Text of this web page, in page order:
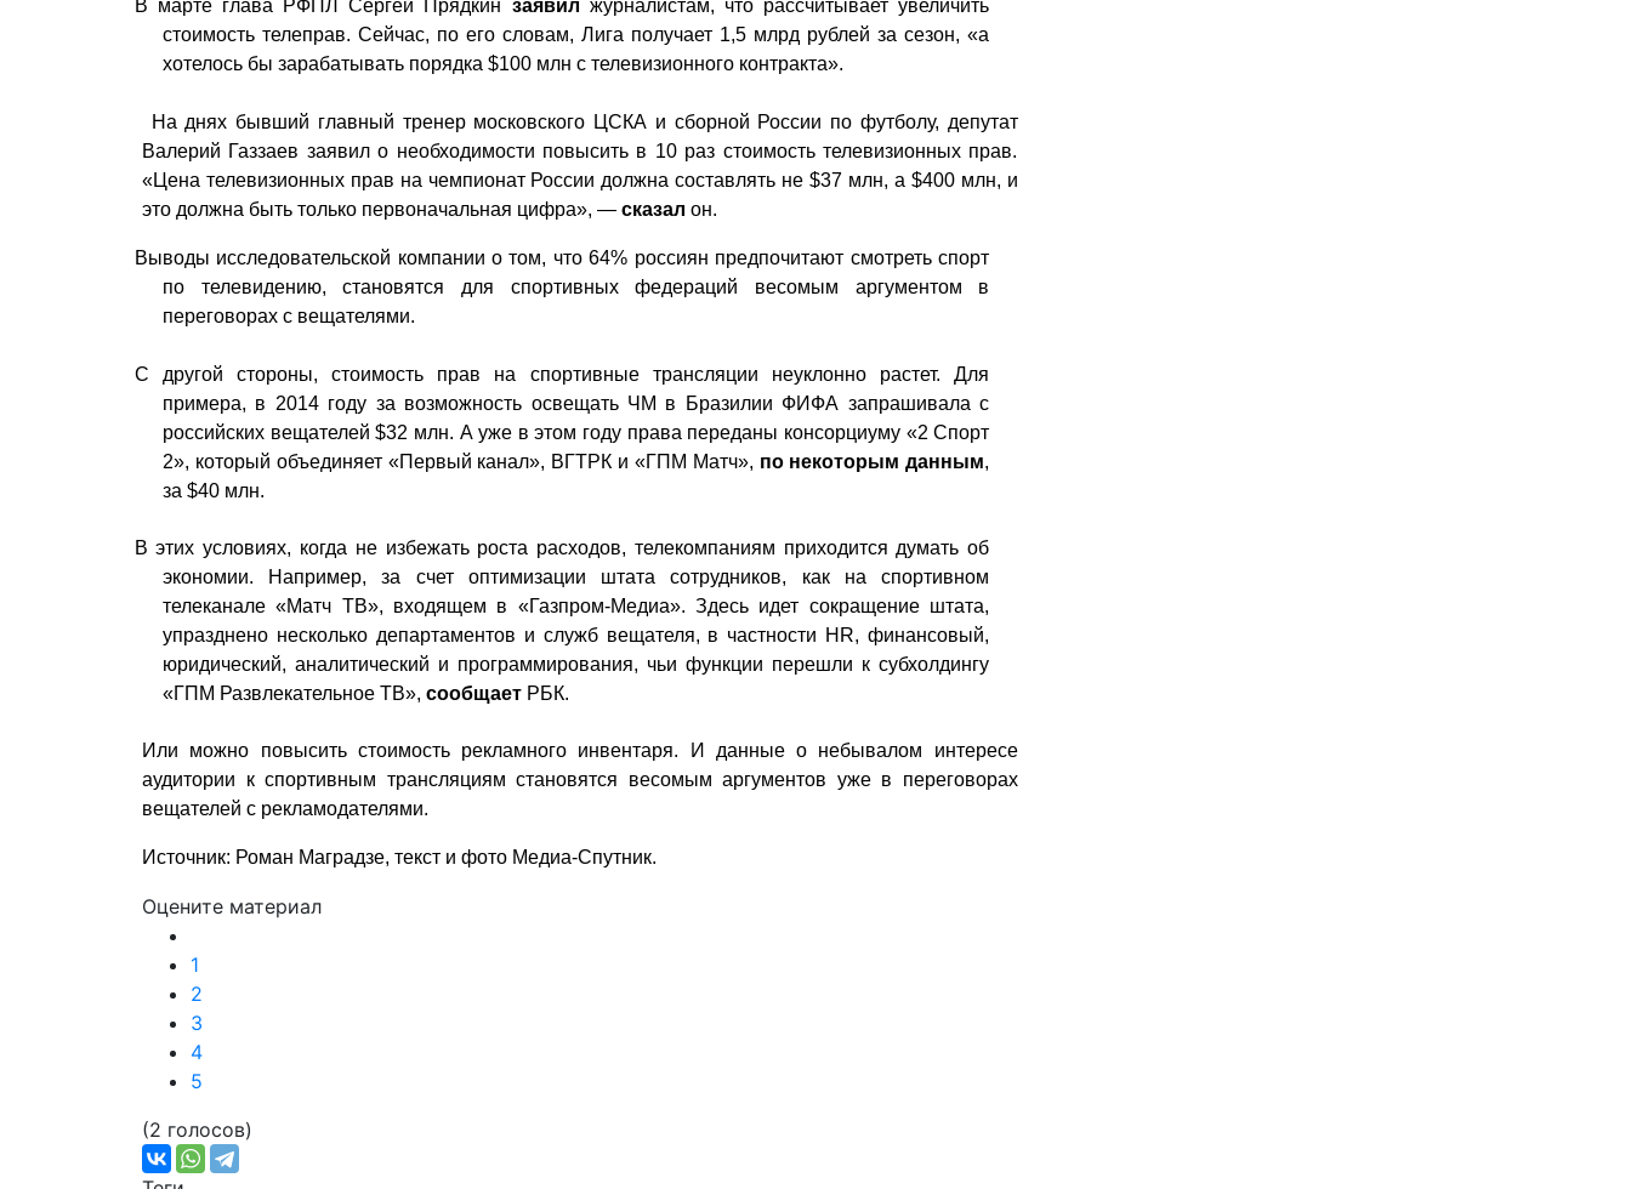
В марте глава РФПЛ Сергей Прядкин заявил журналистам, что рассчитывает увеличить
стоимость телеправ. Сейчас, по его словам, Лига получает 1,5 млрд рублей за сезон, «а
хотелось бы зарабатывать порядка $100 млн с телевизионного контракта».
На днях бывший главный тренер московского ЦСКА и сборной России по футболу, депутат
Валерий Газзаев заявил о необходимости повысить в 10 раз стоимость телевизионных прав.
«Цена телевизионных прав на чемпионат России должна составлять не $37 млн, а $400 млн, и
это должна быть только первоначальная цифра», — сказал он.
Выводы исследовательской компании о том, что 64% россиян предпочитают смотреть спорт
по телевидению, становятся для спортивных федераций весомым аргументом в
переговорах с вещателями.
С другой стороны, стоимость прав на спортивные трансляции неуклонно растет. Для
примера, в 2014 году за возможность освещать ЧМ в Бразилии ФИФА запрашивала с
российских вещателей $32 млн. А уже в этом году права переданы консорциуму «2 Спорт
2», который объединяет «Первый канал», ВГТРК и «ГПМ Матч», по некоторым данным,
за $40 млн.
В этих условиях, когда не избежать роста расходов, телекомпаниям приходится думать об
экономии.
Например, за счет оптимизации штата сотрудников, как на спортивном
телеканале «Матч ТВ», входящем в «Газпром-Медиа». Здесь идет сокращение штата,
упразднено несколько департаментов и служб вещателя, в частности HR, финансовый,
юридический, аналитический и программирования, чьи функции перешли к субхолдингу
«ГПМ Развлекательное ТВ», сообщает РБК.
Или можно повысить стоимость рекламного инвентаря. И данные о небывалом интересе
аудитории к спортивным трансляциям становятся весомым аргументов уже в переговорах
вещателей с рекламодателями.
Источник: Роман Маградзе, текст и фото Медиа-Спутник.
Оцените материал
1
2
3
4
5
(2 голосов)